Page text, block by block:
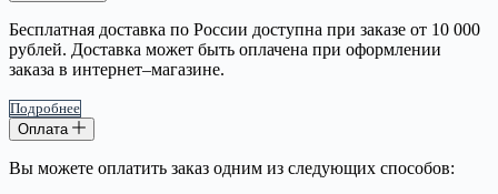
Бесплатная доставка по России доступна при заказе от 10 000
рублей. Доставка может быть оплачена при оформлении
заказа в интернет–магазине.
Подробнее
Оплата
Вы можете оплатить заказ одним из следующих способов: